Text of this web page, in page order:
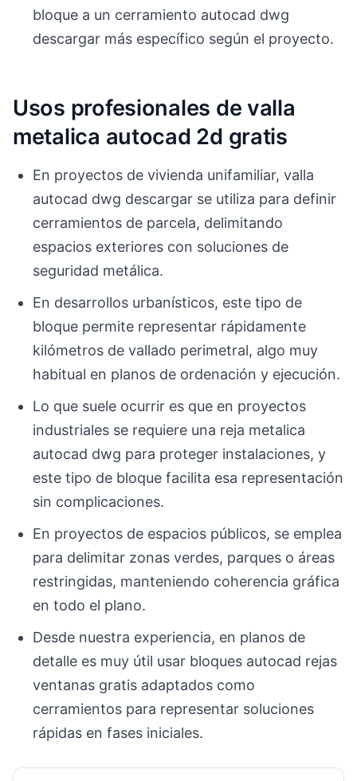
bloque a un cerramiento autocad dwg
descargar más específico según el proyecto.
Usos profesionales de valla
metalica autocad 2d gratis
En proyectos de vivienda unifamiliar, valla
autocad dwg descargar se utiliza para definir
cerramientos de parcela, delimitando
espacios exteriores con soluciones de
seguridad metálica.
En desarrollos urbanísticos, este tipo de
bloque permite representar rápidamente
kilómetros de vallado perimetral, algo muy
habitual en planos de ordenación y ejecución.
Lo que suele ocurrir es que en proyectos
industriales se requiere una reja metalica
autocad dwg para proteger instalaciones, y
este tipo de bloque facilita esa representación
sin complicaciones.
En proyectos de espacios públicos, se emplea
para delimitar zonas verdes, parques o áreas
restringidas, manteniendo coherencia gráfica
en todo el plano.
Desde nuestra experiencia, en planos de
detalle es muy útil usar bloques autocad rejas
ventanas gratis adaptados como
cerramientos para representar soluciones
rápidas en fases iniciales.